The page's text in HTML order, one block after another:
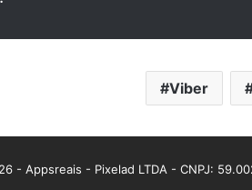
Viber
- Appsreais - Pixelad LTDA - CNPJ: